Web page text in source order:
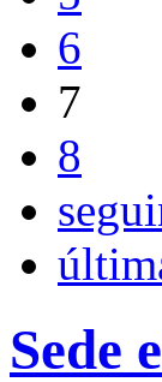
6
7
8
Sede